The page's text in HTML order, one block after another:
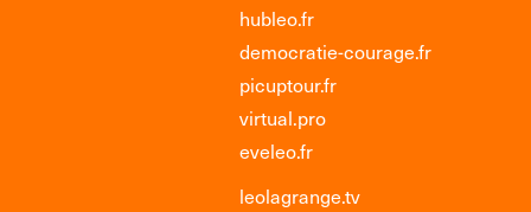
hubleo.fr
democratie-courage.fr
picuptour.fr
virtual.pro
eveleo.fr
leolagrange.tv